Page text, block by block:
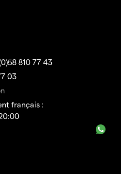
810 77 43
03
français :